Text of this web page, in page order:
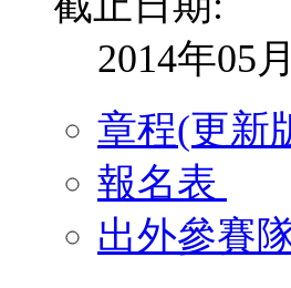
2014年05
章程(更新
報名表
出外參賽